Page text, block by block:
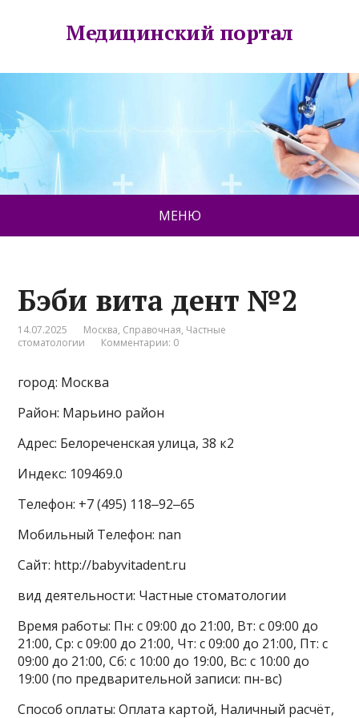
Медицинский портал
МЕНЮ
Бэби вита дент №2
14.07.2025 Москва, Справочная, Частные
стоматологии
Комментарии: 0
город: Москва
Район: Марьино район
Адрес: Белореченская улица, 38 к2
Индекс: 109469.0
Телефон: +7 (495) 118‒92‒65
Мобильный Телефон: nan
Сайт: http://babyvitadent.ru
вид деятельности: Частные стоматологии
Время работы: Пн: с 09:00 до 21:00, Вт: с 09:00 до
21:00, Ср: с 09:00 до 21:00, Чт: с 09:00 до 21:00, Пт: с
09:00 до 21:00, Сб: с 10:00 до 19:00, Вс: с 10:00 до
19:00 (по предварительной записи: пн-вс)
Способ оплаты: Оплата картой, Наличный расчёт,